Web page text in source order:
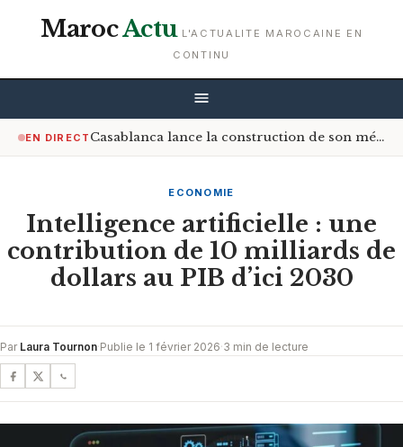
MarocActu L'ACTUALITE MAROCAINE EN
CONTINU
EN DIRECT Casablanca lance la construction de son méga-centre de valorisation des déchets
ECONOMIE
Intelligence artificielle : une
contribution de 10 milliards de
dollars au PIB d’ici 2030
Par Laura Tournon·Publie le 1 février 2026·3 min de lecture